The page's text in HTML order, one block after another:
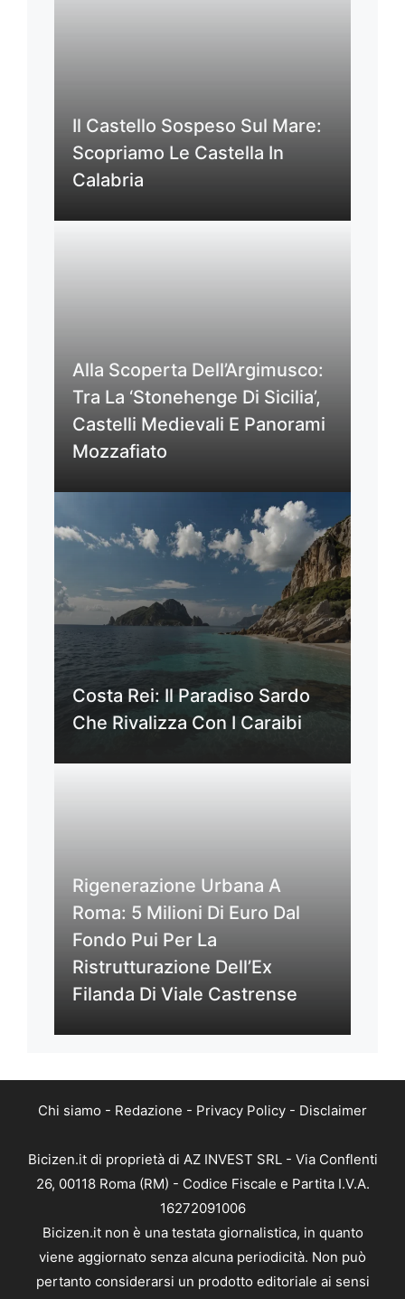
Il Castello Sospeso Sul Mare:
Scopriamo Le Castella In
Calabria
Alla Scoperta Dell’Argimusco:
Tra La ‘Stonehenge Di Sicilia’,
Castelli Medievali E Panorami
Mozzafiato
Costa Rei: Il Paradiso Sardo
Che Rivalizza Con I Caraibi
Rigenerazione Urbana A
Roma: 5 Milioni Di Euro Dal
Fondo Pui Per La
Ristrutturazione Dell’Ex
Filanda Di Viale Castrense
Chi siamo - Redazione - Privacy Policy - Disclaimer
Bicizen.it di proprietà di AZ INVEST SRL - Via Conflenti
26, 00118 Roma (RM) - Codice Fiscale e Partita I.V.A.
16272091006
Bicizen.it non è una testata giornalistica, in quanto
viene aggiornato senza alcuna periodicità. Non può
pertanto considerarsi un prodotto editoriale ai sensi